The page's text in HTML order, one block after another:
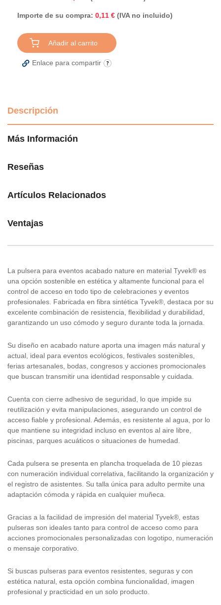
Importe de su compra: 0,11 € (IVA no incluido)
Añadir al carrito
Enlace para compartir
Descripción
Más Información
Reseñas
Artículos Relacionados
Ventajas
La pulsera para eventos acabado nature en material Tyvek® es
una opción sostenible en estética y altamente funcional para el
control de acceso en todo tipo de celebraciones y eventos
profesionales. Fabricada en fibra sintética Tyvek®, destaca por su
excelente combinación de resistencia, flexibilidad y durabilidad,
garantizando un uso cómodo y seguro durante toda la jornada.
Su diseño en acabado nature aporta una imagen más natural y
actual, ideal para eventos ecológicos, festivales sostenibles,
ferias artesanales, bodas, congresos y acciones promocionales
que buscan transmitir una identidad responsable y cuidada.
Cuenta con cierre adhesivo de seguridad, lo que impide su
reutilización y evita manipulaciones, asegurando un control de
acceso fiable y profesional. Además, es resistente al agua, por lo
que mantiene su integridad incluso en eventos al aire libre,
piscinas, parques acuáticos o situaciones de humedad.
Cada pulsera se presenta en plancha troquelada de 10 piezas
con numeración individual correlativa, facilitando la organización y
el registro de asistentes. Su talla única para adulto permite una
adaptación cómoda y rápida en cualquier muñeca.
Gracias a la facilidad de impresión del material Tyvek®, estas
pulseras son ideales tanto para control de acceso como para
acciones promocionales personalizadas con logotipo, numeración
o mensaje corporativo.
Si buscas pulseras para eventos resistentes, seguras y con
estética natural, esta opción combina funcionalidad, imagen
profesional y practicidad en un solo producto.